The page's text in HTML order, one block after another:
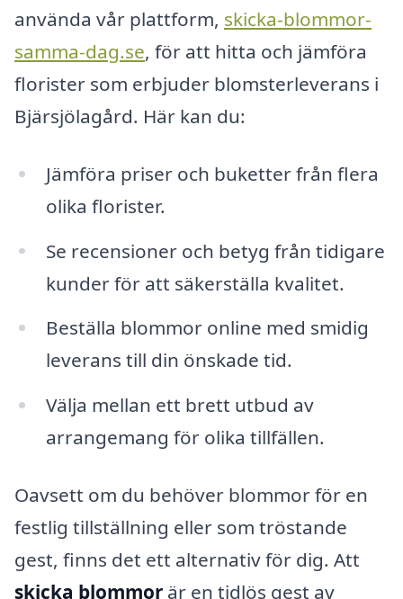
använda vår plattform, skicka-blommor-
samma-dag.se, för att hitta och jämföra
florister som erbjuder blomsterleverans i
Bjärsjölagård. Här kan du:
Jämföra priser och buketter från flera
olika florister.
Se recensioner och betyg från tidigare
kunder för att säkerställa kvalitet.
Beställa blommor online med smidig
leverans till din önskade tid.
Välja mellan ett brett utbud av
arrangemang för olika tillfällen.
Oavsett om du behöver blommor för en
festlig tillställning eller som tröstande
gest, finns det ett alternativ för dig. Att
skicka blommor är en tidlös gest av